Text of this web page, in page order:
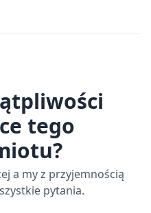
tego
a my z przyjemnością
pytania.